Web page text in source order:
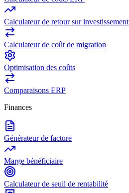
Calculateur de retour sur investissement
Calculateur de coût de migration
Optimisation des coûts
Comparaisons ERP
Finances
Générateur de facture
Marge bénéficiaire
Calculateur de seuil de rentabilité